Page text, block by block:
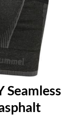
Seamless